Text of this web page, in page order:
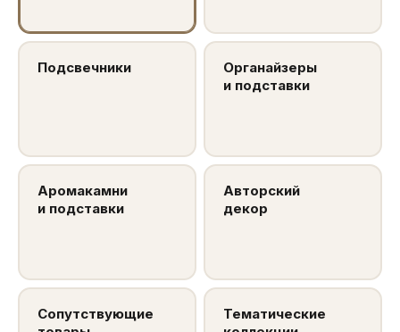
Подсвечники
Органайзеры
и подставки
Аромакамни
и подставки
Авторский
декор
Сопутствующие
Тематические